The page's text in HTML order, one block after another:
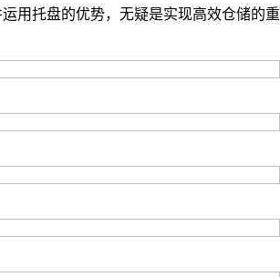
用托盘的优势，无疑是实现高效仓储的重